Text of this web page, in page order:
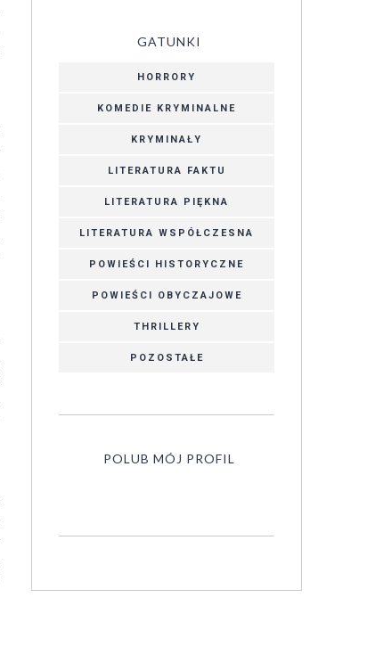
GATUNKI
HORRORY
KOMEDIE KRYMINALNE
KRYMINAŁY
LITERATURA FAKTU
LITERATURA PIĘKNA
LITERATURA WSPÓŁCZESNA
POWIEŚCI HISTORYCZNE
POWIEŚCI OBYCZAJOWE
THRILLERY
POZOSTAŁE
POLUB MÓJ PROFIL